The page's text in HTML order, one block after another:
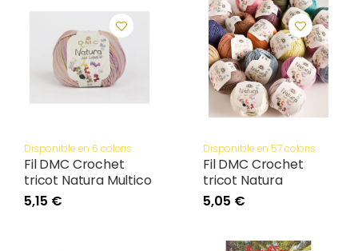
Disponible en 6 coloris
Fil DMC Crochet
tricot Natura Multico
5,15 €
Disponible en 57 coloris
Fil DMC Crochet
tricot Natura
5,05 €